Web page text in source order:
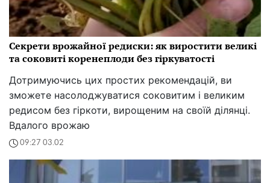
Секрети врожайної редиски: як виростити великі
та соковиті коренеплоди без гіркуватості
Дотримуючись цих простих рекомендацій, ви
зможете насолоджуватися соковитим і великим
редисом без гіркоти, вирощеним на своїй ділянці.
Вдалого врожаю
09:27 03.02